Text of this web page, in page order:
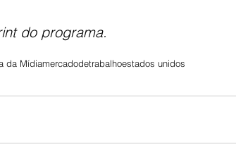
do programa.
da Mídiamercadodetrabalhoestados unidos